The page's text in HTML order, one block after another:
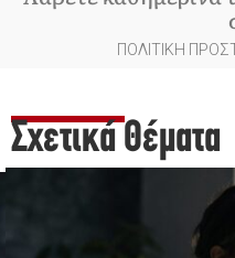
ΠΟΛΙΤΙΚΗ
Σχετικά Θέματα